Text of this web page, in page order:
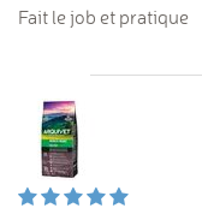
Fait le job et pratique